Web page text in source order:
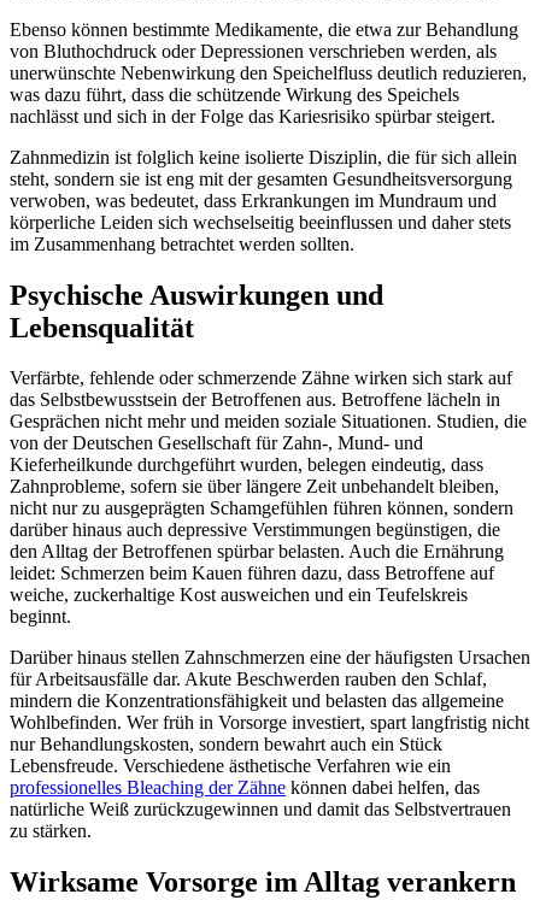
Ebenso können bestimmte Medikamente, die etwa zur Behandlung
von Bluthochdruck oder Depressionen verschrieben werden, als
unerwünschte Nebenwirkung den Speichelfluss deutlich reduzieren,
was dazu führt, dass die schützende Wirkung des Speichels
nachlässt und sich in der Folge das Kariesrisiko spürbar steigert.
Zahnmedizin ist folglich keine isolierte Disziplin, die für sich allein
steht, sondern sie ist eng mit der gesamten Gesundheitsversorgung
verwoben, was bedeutet, dass Erkrankungen im Mundraum und
körperliche Leiden sich wechselseitig beeinflussen und daher stets
im Zusammenhang betrachtet werden sollten.
Psychische Auswirkungen und
Lebensqualität
Verfärbte, fehlende oder schmerzende Zähne wirken sich stark auf
das Selbstbewusstsein der Betroffenen aus. Betroffene lächeln in
Gesprächen nicht mehr und meiden soziale Situationen. Studien, die
von der Deutschen Gesellschaft für Zahn-, Mund- und
Kieferheilkunde durchgeführt wurden, belegen eindeutig, dass
Zahnprobleme, sofern sie über längere Zeit unbehandelt bleiben,
nicht nur zu ausgeprägten Schamgefühlen führen können, sondern
darüber hinaus auch depressive Verstimmungen begünstigen, die
den Alltag der Betroffenen spürbar belasten. Auch die Ernährung
leidet: Schmerzen beim Kauen führen dazu, dass Betroffene auf
weiche, zuckerhaltige Kost ausweichen und ein Teufelskreis
beginnt.
Darüber hinaus stellen Zahnschmerzen eine der häufigsten Ursachen
für Arbeitsausfälle dar. Akute Beschwerden rauben den Schlaf,
mindern die Konzentrationsfähigkeit und belasten das allgemeine
Wohlbefinden. Wer früh in Vorsorge investiert, spart langfristig nicht
nur Behandlungskosten, sondern bewahrt auch ein Stück
Lebensfreude. Verschiedene ästhetische Verfahren wie ein
professionelles Bleaching der Zähne können dabei helfen, das
natürliche Weiß zurückzugewinnen und damit das Selbstvertrauen
zu stärken.
Wirksame Vorsorge im Alltag verankern